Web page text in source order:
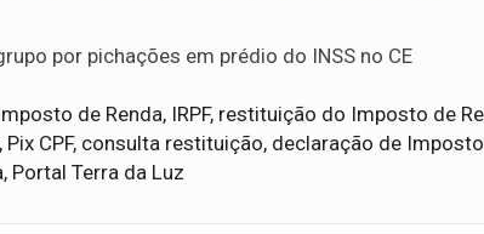
por pichações em prédio do INSS no CE
de Renda, IRPF, restituição do Imposto de
CPF, consulta restituição, declaração de
Portal Terra da Luz